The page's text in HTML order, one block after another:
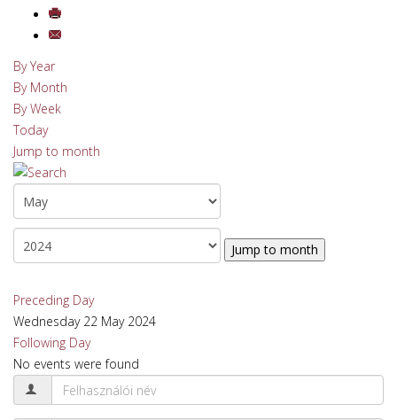
By Year
By Month
By Week
Today
Jump to month
Jump to month
Preceding Day
Wednesday 22 May 2024
Following Day
No events were found